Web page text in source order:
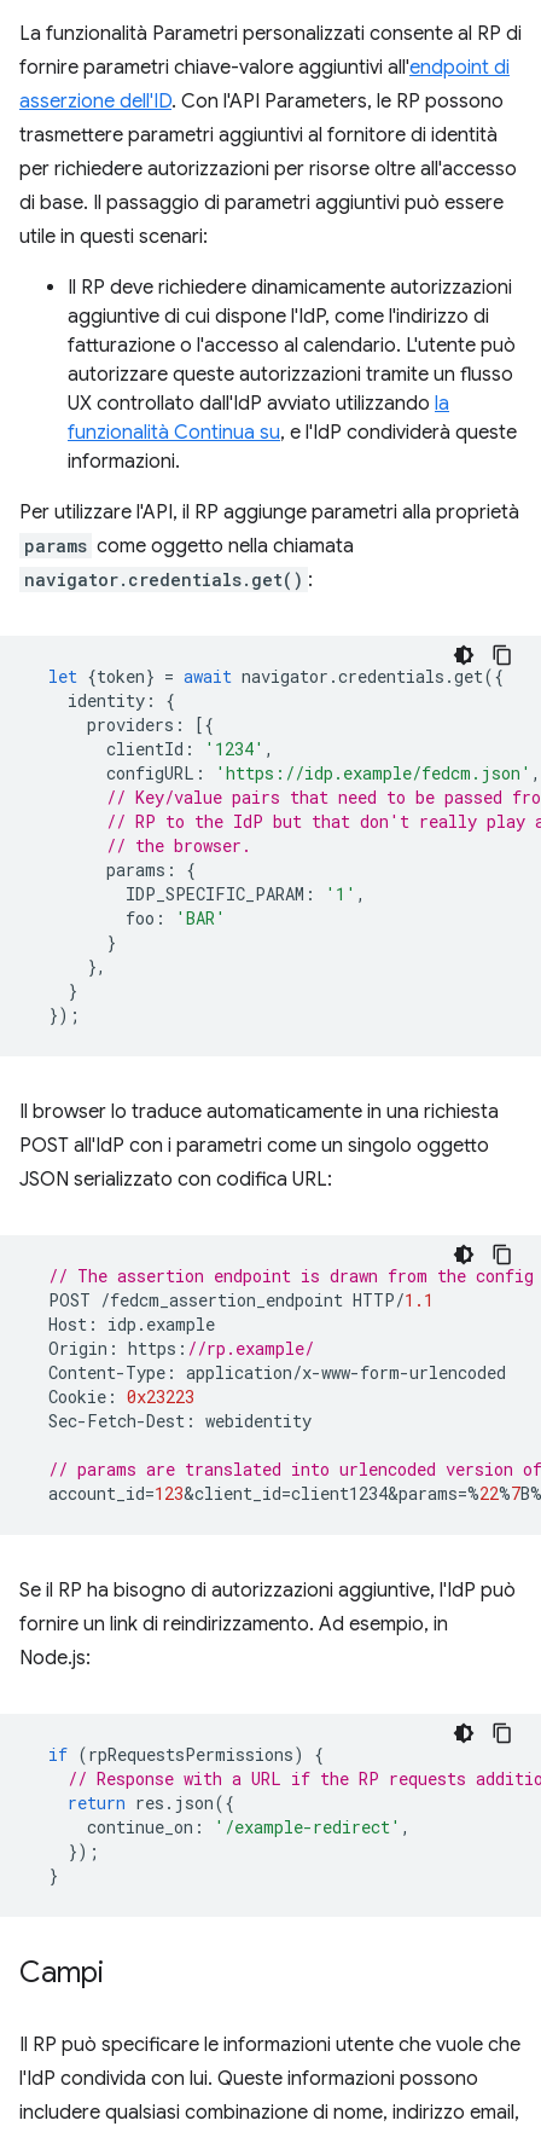
La funzionalità Parametri personalizzati consente al RP di
fornire parametri chiave-valore aggiuntivi all'endpoint di
asserzione dell'ID. Con l'API Parameters, le RP possono
trasmettere parametri aggiuntivi al fornitore di identità
per richiedere autorizzazioni per risorse oltre all'accesso
di base. Il passaggio di parametri aggiuntivi può essere
utile in questi scenari:
Il RP deve richiedere dinamicamente autorizzazioni
aggiuntive di cui dispone l'IdP, come l'indirizzo di
fatturazione o l'accesso al calendario. L'utente può
autorizzare queste autorizzazioni tramite un flusso
UX controllato dall'IdP avviato utilizzando la
funzionalità Continua su, e l'IdP condividerà queste
informazioni.
Per utilizzare l'API, il RP aggiunge parametri alla proprietà
params come oggetto nella chiamata
navigator.credentials.get() :
let {token} = await navigator .credentials .get({
identity :
{
providers :
[{
clientId : '1234' ,
configURL : 'https://idp.example/fedcm.json' ,
// Key/value pairs that need to be passed
// RP to the IdP but that don't really play
// the browser.
params :
{
IDP_SPECIFIC_PARAM : '1' ,
foo :
'BAR'
}
},
}
});
Il browser lo traduce automaticamente in una richiesta
POST all'IdP con i parametri come un singolo oggetto
JSON serializzato con codifica URL:
// The assertion endpoint is drawn from the
POST /fedcm_assertion_endpoint HTTP/1.1
Host : idp . example
Origin : https : //rp.example/
Content-Type : application/x-www-form-urlencoded
Cookie : 0x23223
Sec-Fetch-Dest : webidentity
// params are translated into urlencoded version
account_id=123&client_id=client1234&params=%22%7B%
Se il RP ha bisogno di autorizzazioni aggiuntive, l'IdP può
fornire un link di reindirizzamento. Ad esempio, in
Node.js:
if (rpRequestsPermissions)
{
// Response with a URL if the RP requests
return res . json({
continue_on : '/example-redirect' ,
});
}
Campi
Il RP può specificare le informazioni utente che vuole che
l'IdP condivida con lui. Queste informazioni possono
includere qualsiasi combinazione di nome, indirizzo email,